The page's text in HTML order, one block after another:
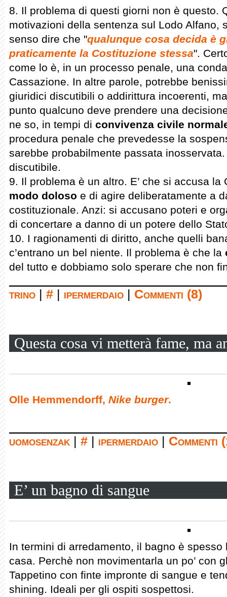
8. Il problema di questi giorni non è questo.
motivazioni della sentenza sul Lodo Alfano,
senso dire che "qualunque cosa decida è
praticamente la Costituzione stessa".
come lo è, in un processo penale, una
Cassazione. In altre parole, potrebbe
giuridici discutibili o addirittura incoerenti,
punto qualcuno deve prendere una
ne so, in tempi di convivenza civile
procedura penale che prevedesse la
sarebbe probabilmente passata inosservata.
discutibile.
9. Il problema è un altro. E’ che si accusa
modo doloso e di agire deliberatamente a
costituzionale. Anzi: si accusano poteri e
di concertare a danno di un potere dello
10. I ragionamenti di diritto, anche quelli
c’entrano un bel niente. Il problema è che la
del tutto e dobbiamo solo sperare che non
trino # ipermerdaio Commenti (8)
Questa cosa vi metterà fame, ma
Olle Hemmendorff, Nike burger.
uomosenzak # ipermerdaio Commenti
E’ un bagno di sangue
In termini di arredamento, il bagno è
casa. Perchè non movimentarla un po’ con
Tappetino con finte impronte di sangue e
shining. Ideali per gli ospiti sospettosi.